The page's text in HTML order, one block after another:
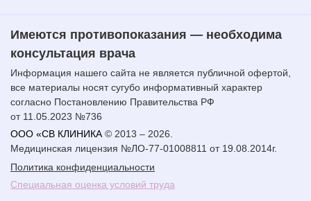
Имеются противопоказания — необходима
консультация врача
Информация нашего сайта не является публичной офертой,
все материалы носят сугубо информативный характер
согласно Постановлению Правительства РФ
от 11.05.2023 №736
ООО «СВ КЛИНИКА © 2013 – 2026.
Медицинская лицензия №ЛО-77-01008811 от 19.08.2014г.
Политика конфиденциальности
Специальная оценка условий труда